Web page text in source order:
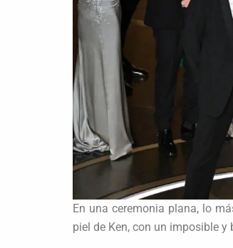
En una ceremonia plana, lo
piel de Ken, con un imposible